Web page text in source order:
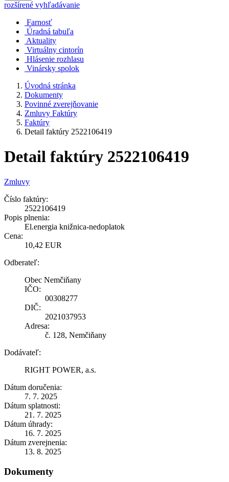
rozšírené vyhľadávanie
Farnosť
Úradná tabuľa
Aktuality
Virtuálny cintorín
Hlásenie rozhlasu
Vinársky spolok
Úvodná stránka
Dokumenty
Povinné zverejňovanie
Zmluvy Faktúry
Faktúry
Detail faktúry 2522106419
Detail faktúry 2522106419
Zmluvy
Číslo faktúry:
2522106419
Popis plnenia:
El.energia knižnica-nedoplatok
Cena:
10,42 EUR
Odberateľ:
Obec Nemčiňany
IČO:
00308277
DIČ:
2021037953
Adresa:
č. 128, Nemčiňany
Dodávateľ:
RIGHT POWER, a.s.
Dátum doručenia:
7. 7. 2025
Dátum splatnosti:
21. 7. 2025
Dátum úhrady:
16. 7. 2025
Dátum zverejnenia:
13. 8. 2025
Dokumenty